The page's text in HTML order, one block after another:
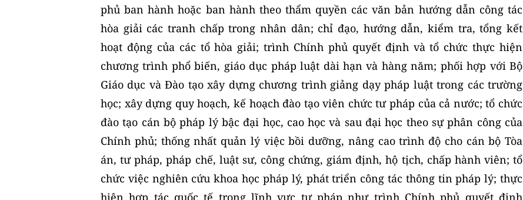
phủ ban hành hoặc ban hành theo thẩm quyền các văn bản hướng dẫn công tác
hòa giải các tranh chấp trong nhân dân; chỉ đạo, hướng dẫn, kiểm tra, tổng kết
hoạt động của các tổ hòa giải; trình Chính phủ quyết định và tổ chức thực hiện
chương trình phổ biến, giáo dục pháp luật dài hạn và hàng năm; phối hợp với Bộ
Giáo dục và Đào tạo xây dựng chương trình giảng dạy pháp luật trong các trường
học; xây dựng quy hoạch, kế hoạch đào tạo viên chức tư pháp của cả nước; tổ chức
đào tạo cán bộ pháp lý bậc đại học, cao học và sau đại học theo sự phân công của
Chính phủ; thống nhất quản lý việc bồi dưỡng, nâng cao trình độ cho cán bộ Tòa
án, tư pháp, pháp chế, luật sư, công chứng, giám định, hộ tịch, chấp hành viên; tổ
chức việc nghiên cứu khoa học pháp lý, phát triển công tác thông tin pháp lý; thực
hiện hợp tác quốc tế trong lĩnh vực tư pháp như trình Chính phủ quyết định